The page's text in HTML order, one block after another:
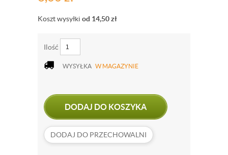
Koszt wysyłki od 14,50zł
Ilość
WYSYŁKA W MAGAZYNIE
DODAJ DO KOSZYKA
DODAJ DO PRZECHOWALNI